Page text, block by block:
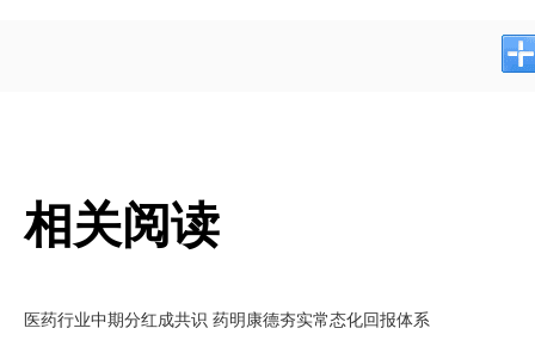
相关阅读
医药行业中期分红成共识 药明康德夯实常态化回报体系